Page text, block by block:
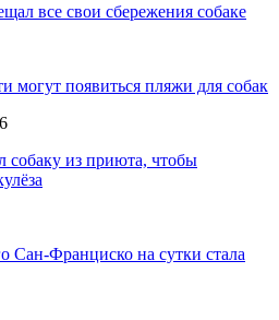
все свои сбережения собаке
могут появиться пляжи для собак
собаку из приюта, чтобы
Сан-Франциско на сутки стала